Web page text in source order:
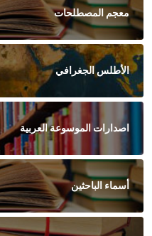
معجم المصطلحات
الأطلس الجغرافي
اصدارات الموسوعة العربية
أسماء الباحثين